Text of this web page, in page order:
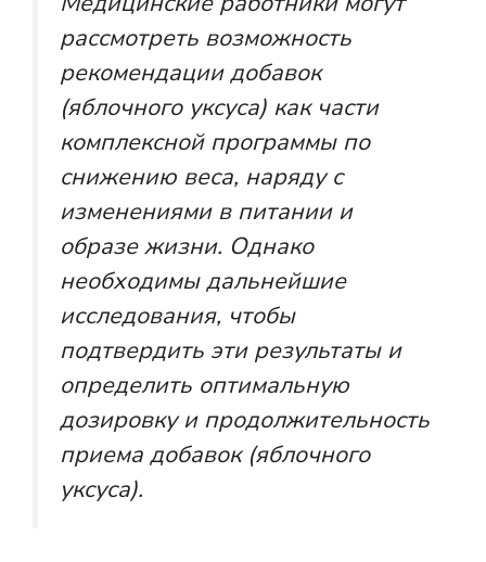
рассмотреть возможность
рекомендации добавок
(яблочного уксуса) как части
комплексной программы по
снижению веса, наряду с
изменениями в питании и
образе жизни. Однако
необходимы дальнейшие
исследования, чтобы
подтвердить эти результаты и
определить оптимальную
дозировку и продолжительность
приема добавок (яблочного
уксуса).